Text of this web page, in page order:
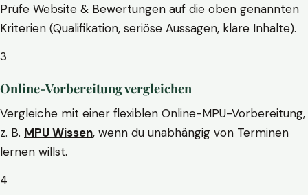
Prüfe Website & Bewertungen auf die oben genannten
Kriterien (Qualifikation, seriöse Aussagen, klare Inhalte).
3
Online-Vorbereitung vergleichen
Vergleiche mit einer flexiblen Online-MPU-Vorbereitung,
z. B. MPU Wissen, wenn du unabhängig von Terminen
lernen willst.
4